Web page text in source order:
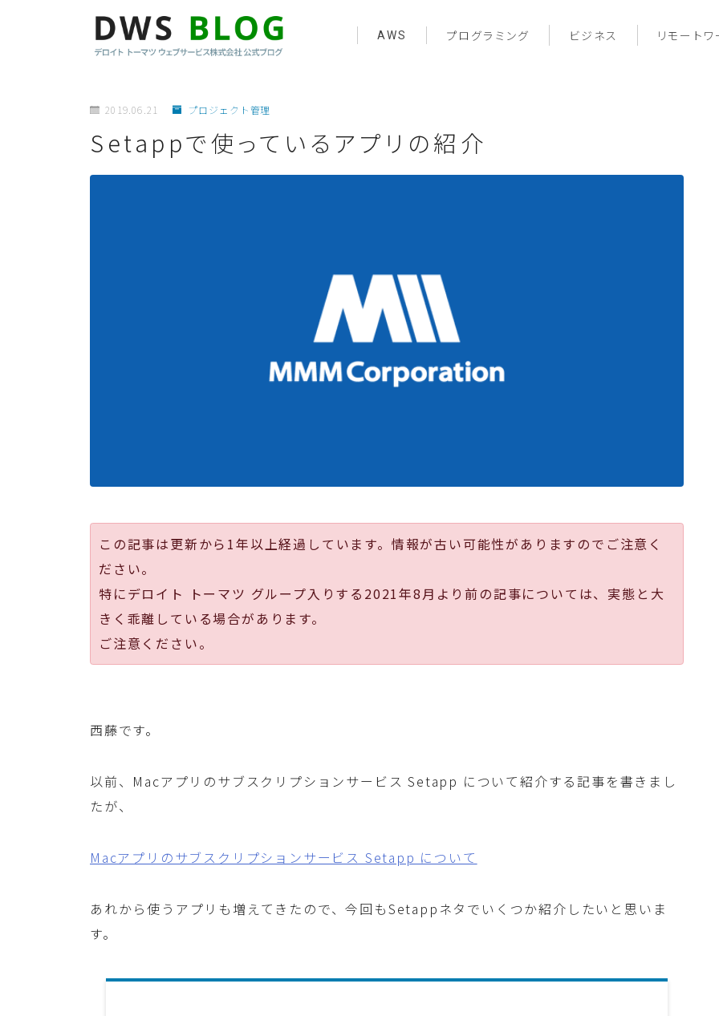
AWS プログラミング ビジネス リモート
2019.06.21 プロジェクト管理
Setappで使っているアプリの紹介
この記事は更新から1年以上経過しています。情報が古い可能性がありますのでご注意く
ださい。
特にデロイト トーマツ グループ入りする2021年8月より前の記事については、実態と大
きく乖離している場合があります。
ご注意ください。
西藤です。
以前、Macアプリのサブスクリプションサービス Setapp について紹介する記事を書きまし
たが、
Macアプリのサブスクリプションサービス Setapp について
あれから使うアプリも増えてきたので、今回もSetappネタでいくつか紹介したいと思いま
す。